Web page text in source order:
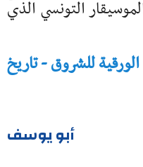
التونسي الذي
للشروق - تاريخ
أبو يوسف